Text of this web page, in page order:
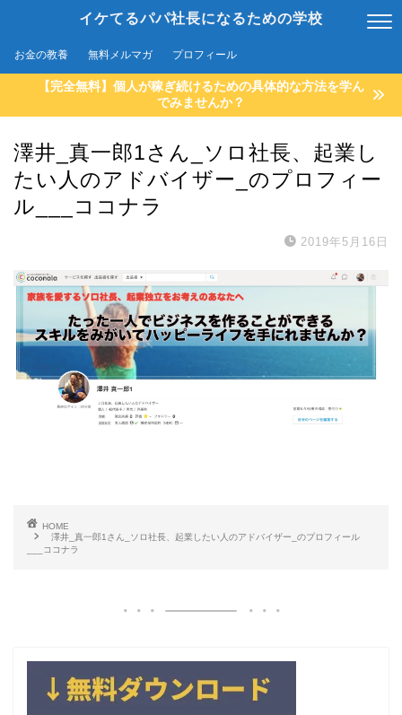
イケてるパパ社長になるための学校
お金の教養 無料メルマガ プロフィール
【完全無料】個人が稼ぎ続けるための具体的な方法を学ん
でみませんか？
澤井_真一郎1さん_ソロ社長、起業し
たい人のアドバイザー_のプロフィー
ル___ココナラ
2019年5月16日
HOME
澤井_真一郎1さん_ソロ社長、起業したい人のアドバイザー_のプロフィール
___ココナラ